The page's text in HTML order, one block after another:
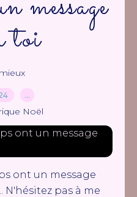
toi
…
Noël
ont un message
N'hésitez pas à me